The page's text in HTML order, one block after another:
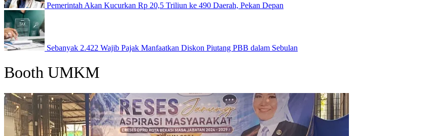
Pemerintah Akan Kucurkan Rp 20,5 Triliun ke 490 Daerah, Pekan Depan
Sebanyak 2.422 Wajib Pajak Manfaatkan Diskon Piutang PBB dalam Sebulan
Booth UMKM